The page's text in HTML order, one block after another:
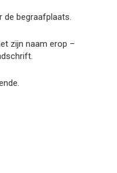
de begraafplaats.
zijn naam erop –